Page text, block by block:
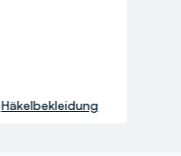
Häkelbekleidung